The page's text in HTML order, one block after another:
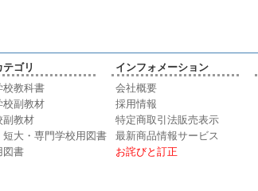
ゴリ
校教科書
校副教材
副教材
短大・専門学校用図書
図書
インフォメーション
会社概要
採用情報
特定商取引法販売表示
最新商品情報サービス
お詫びと訂正